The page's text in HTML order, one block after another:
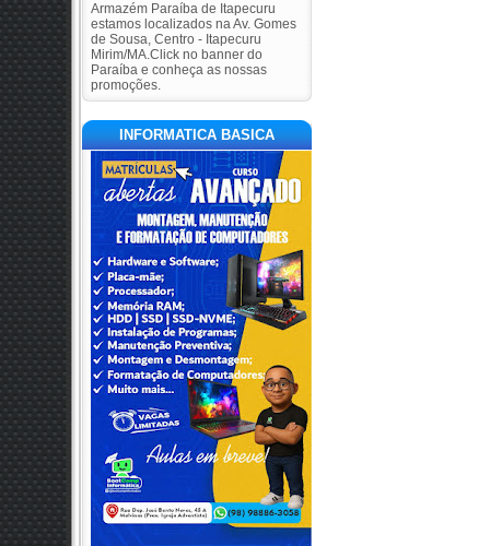
Armazém Paraíba de Itapecuru
estamos localizados na Av. Gomes
de Sousa, Centro - Itapecuru
Mirim/MA.Click no banner do
Paraíba e conheça as nossas
promoções.
INFORMATICA BASICA